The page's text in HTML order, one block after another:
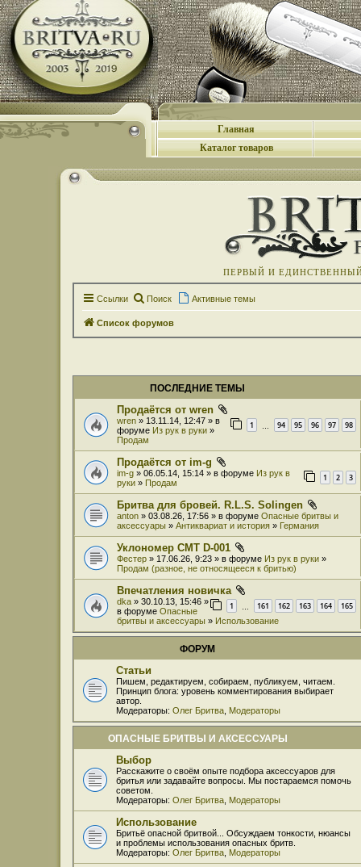
Главная
Каталог товаров
ПЕРВЫЙ И
Ссылки Поиск Активные темы
Список форумов
ПОСЛЕДНИЕ ТЕМЫ
Продаётся от wren
1 94 95 96 97 98
wren » 13.11.14, 12:47 » в
форуме Из рук в руки »
Продам
Продаётся от im-g
1 2 3
im-g » 06.05.14, 15:14 » в форуме Из рук в
руки » Продам
Бритва для бровей. R.L.S. Solingen
anton » 03.08.26, 17:56 » в форуме Опасные бритвы и
аксессуары » Антиквариат и история » Германия
Уклономер СМТ D-001
Фестер » 17.06.26, 9:23 » в форуме Из рук в руки »
Продам (разное, не относящееся к бритью)
Впечатления новичка
1 161 162 163 164 165
dka » 30.10.13, 15:46 »
в форуме Опасные
бритвы и аксессуары » Использование
ФОРУМ
Статьи
Пишем, редактируем, собираем, публикуем, читаем.
Принцип блога: уровень комментирования выбирает
автор.
Модераторы: Олег Бритва Модераторы
ОПАСНЫЕ БРИТВЫ И АКСЕССУАРЫ
Выбор
Расскажите о своём опыте подбора аксессуаров для
бритья или задавайте вопросы. Мы постараемся помочь
советом.
Модераторы: Олег Бритва Модераторы
Использование
Бритьё опасной бритвой... Обсуждаем тонкости, нюансы
и проблемы использования опасных бритв.
Модераторы: Олег Бритва Модераторы